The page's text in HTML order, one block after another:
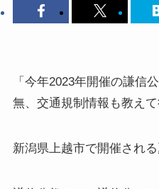
「今年2023年開催の謙信
無、交通規制情報も教えて
新潟県上越市で開催され